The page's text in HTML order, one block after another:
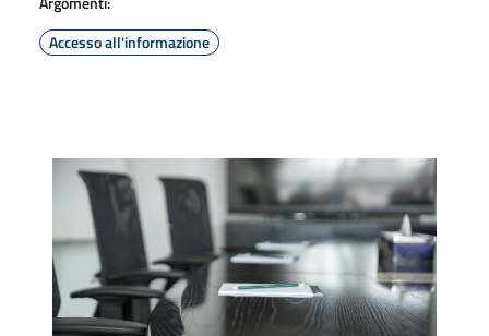
Accesso all'informazione